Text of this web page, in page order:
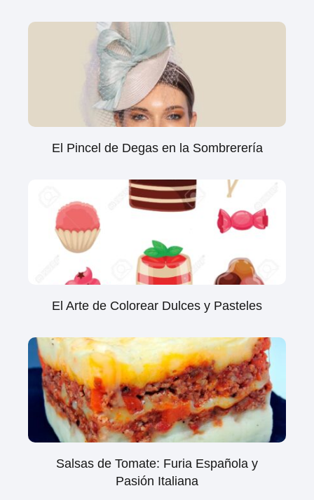
El Pincel de Degas en la Sombrerería
El Arte de Colorear Dulces y Pasteles
Salsas de Tomate: Furia Española y
Pasión Italiana